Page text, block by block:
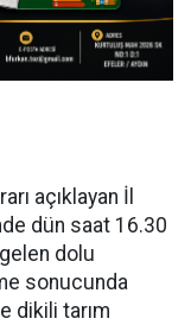
açıklayan İl
dün saat 16.30
dolu
sonucunda
dikili tarım